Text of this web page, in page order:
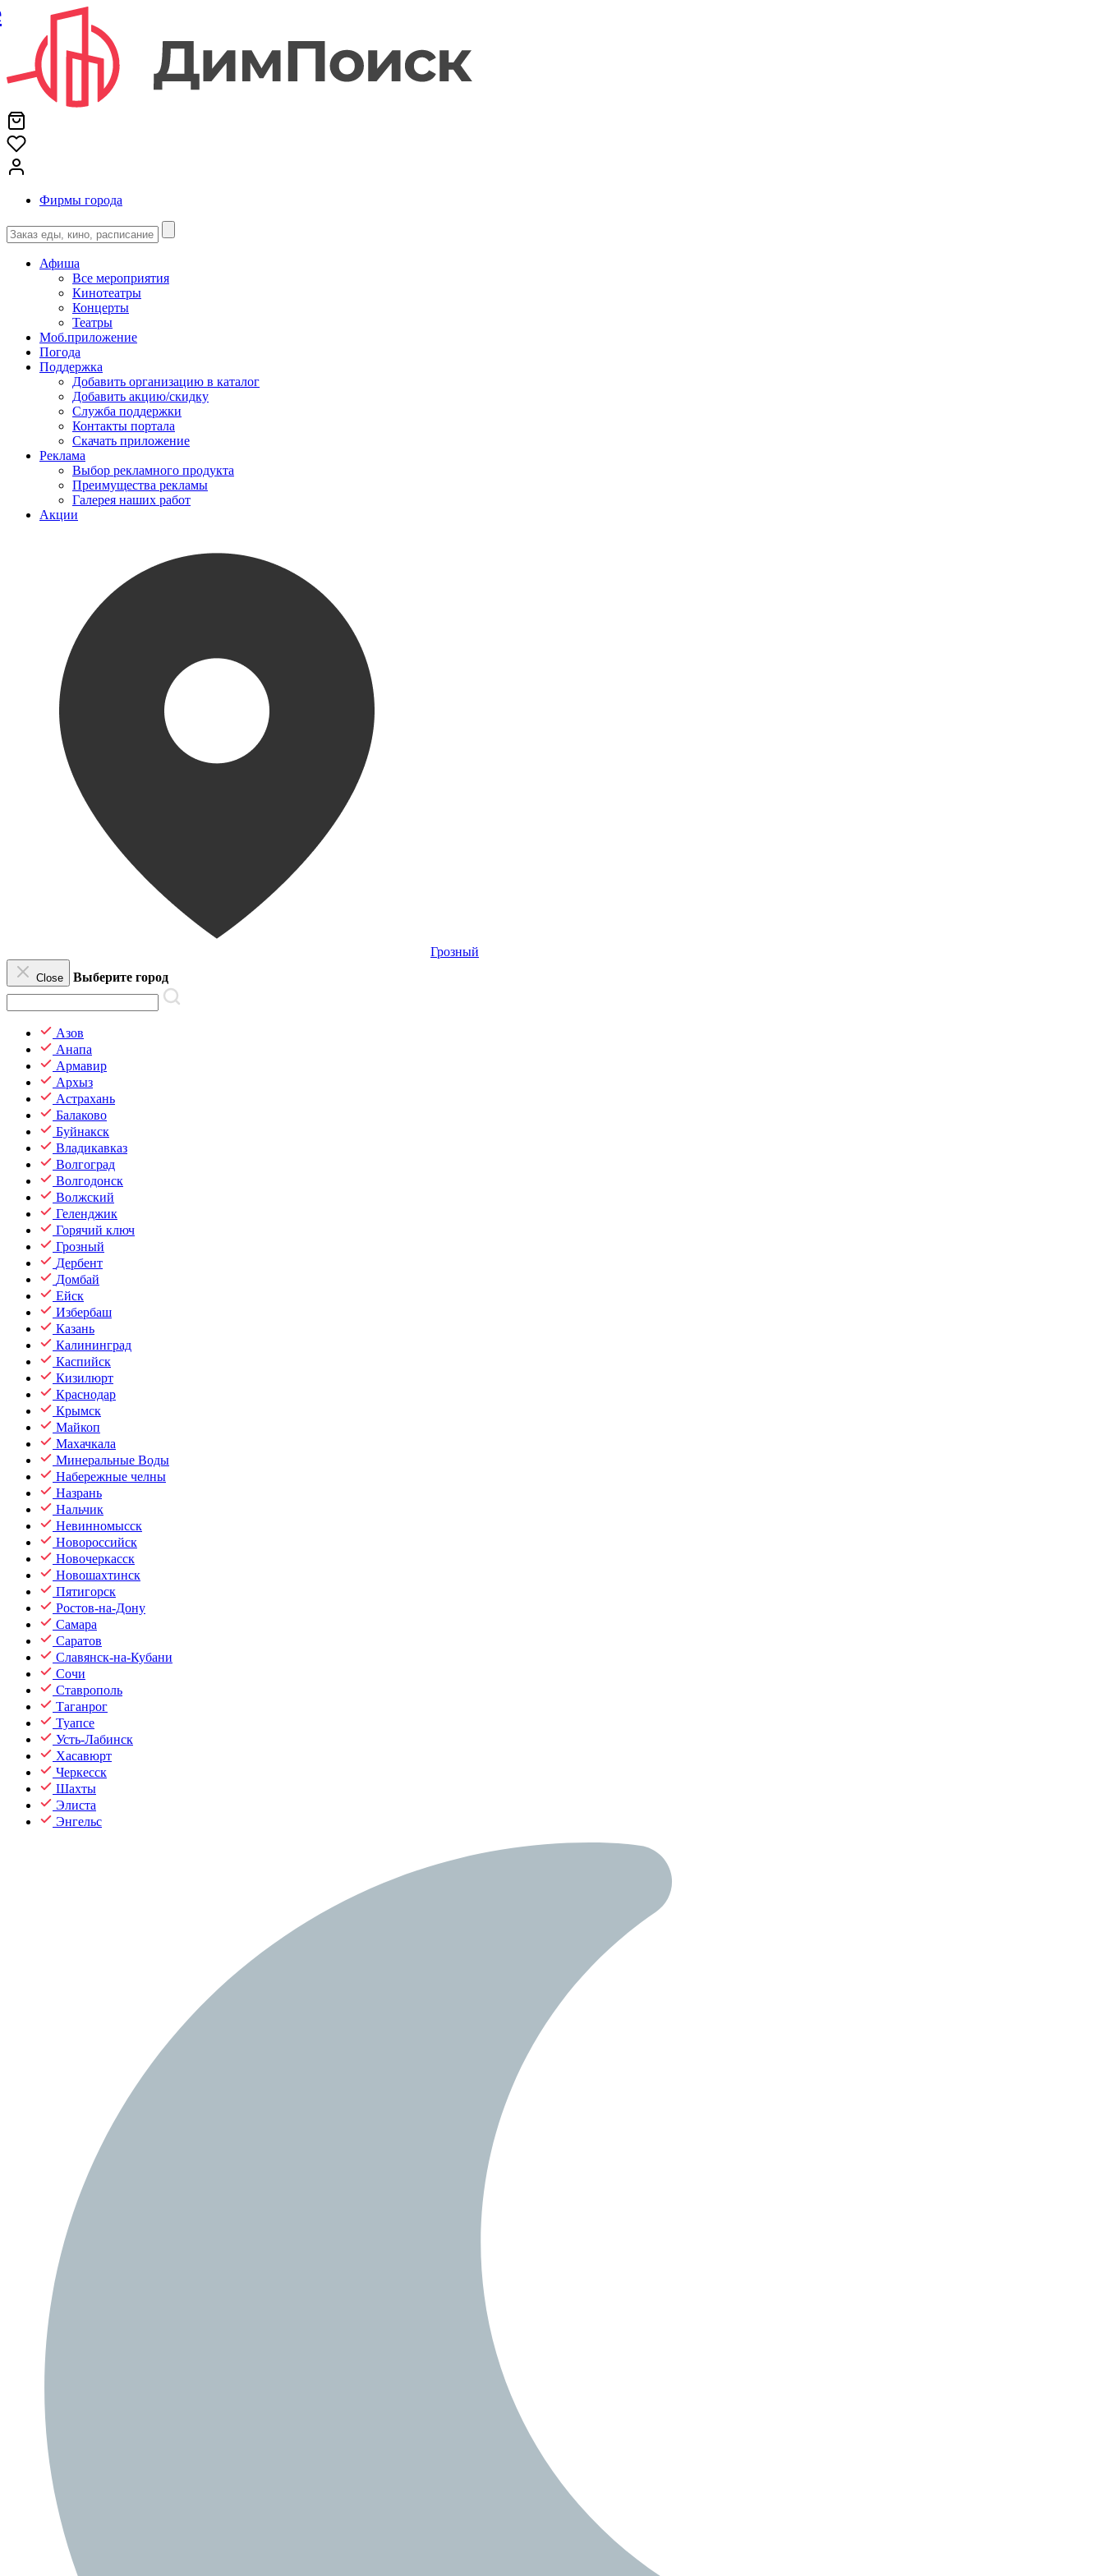
Фирмы города
Афиша
Все мероприятия
Кинотеатры
Концерты
Театры
Моб.приложение
Погода
Поддержка
Добавить организацию в каталог
Добавить акцию/скидку
Служба поддержки
Контакты портала
Скачать приложение
Реклама
Выбор рекламного продукта
Преимущества рекламы
Галерея наших работ
Акции
Грозный
Close Выберите город
Азов
Анапа
Армавир
Архыз
Астрахань
Балаково
Буйнакск
Владикавказ
Волгоград
Волгодонск
Волжский
Геленджик
Горячий ключ
Грозный
Дербент
Домбай
Ейск
Избербаш
Казань
Калининград
Каспийск
Кизилюрт
Краснодар
Крымск
Майкоп
Махачкала
Минеральные Воды
Набережные челны
Назрань
Нальчик
Невинномысск
Новороссийск
Новочеркасск
Новошахтинск
Пятигорск
Ростов-на-Дону
Самара
Саратов
Славянск-на-Кубани
Сочи
Ставрополь
Таганрог
Туапсе
Усть-Лабинск
Хасавюрт
Черкесск
Шахты
Элиста
Энгельс